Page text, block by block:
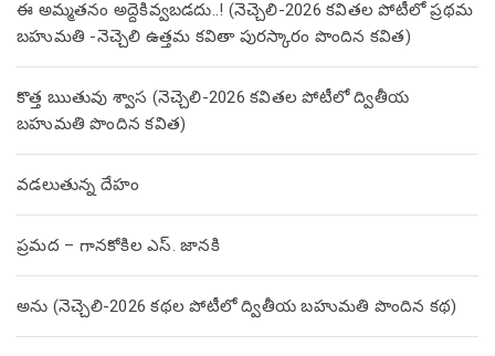
ఈ అమ్మతనం అద్దెకివ్వబడదు..! (నెచ్చెలి-2026 కవితల పోటీలో ప్రథమ
బహుమతి -నెచ్చెలి ఉత్తమ కవితా పురస్కారం పొందిన కవిత)
కొత్త ఋతువు శ్వాస (నెచ్చెలి-2026 కవితల పోటీలో ద్వితీయ
బహుమతి పొందిన కవిత)
వడలుతున్న దేహం
ప్రమద – గానకోకిల ఎస్. జానకి
అను (నెచ్చెలి-2026 కథల పోటీలో ద్వితీయ బహుమతి పొందిన కథ)